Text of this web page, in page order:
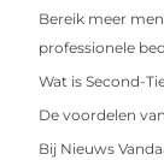
Bereik meer
professionele
Wat is Second-
De voordelen
Bij Nieuws